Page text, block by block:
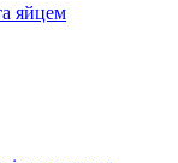
яйцем